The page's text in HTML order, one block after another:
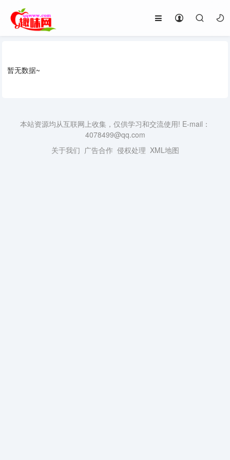
暂无数据~
本站资源均从互联网上收集，仅供学习和交流使用! E-mail：
4078499@qq.com
关于我们 广告合作 侵权处理 XML地图